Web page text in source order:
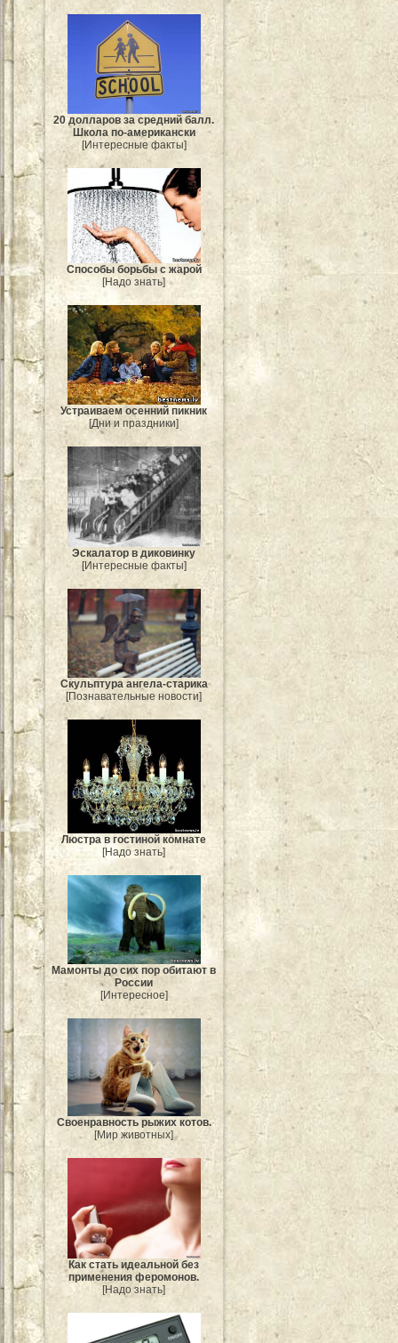
20 долларов за средний балл.
Школа по-американски
[Интересные факты]
Способы борьбы с жарой
[Надо знать]
Устраиваем осенний пикник
[Дни и праздники]
Эскалатор в диковинку
[Интересные факты]
Скульптура ангела-старика
[Познавательные новости]
Люстра в гостиной комнате
[Надо знать]
Мамонты до сих пор обитают в
России
[Интересное]
Своенравность рыжих котов.
[Мир животных]
Как стать идеальной без
применения феромонов.
[Надо знать]